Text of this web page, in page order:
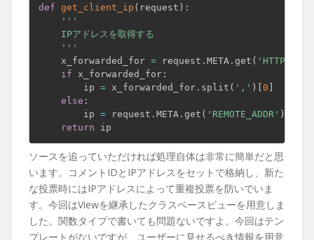
def get_client_ip ( request ) :
'''
    IPアドレスを取得する
    '''
    x_forwarded_for
= request . META . get (
if x_forwarded_for :
        ip
= x_forwarded_for . split ( ',' ) 0
else :
        ip
= request . META . get ( 'REMOTE_ADDR' )
return
ソースを追っていただければ処理自体は非常に簡単だと思
います。コメントIDとIPアドレスをセットで格納し、新た
な投票時にはIPアドレスによって重複投票を防いでいま
す。今回はViewを継承したクラスベースビューを用意しま
した。関数タイプで書いても問題ないですよ。今回はテン
プレートがないですが、ユーザーに見せるべき情報を用意